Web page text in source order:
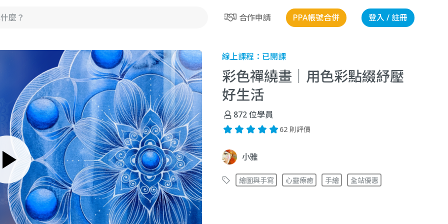
合作申請 PPA帳號合併 登入 / 註冊
線上課程： 已開課
彩色禪繞畫｜用色彩點綴紓壓
好生活
872位學員
62 則評價
小雅
繪圖與手寫 心靈療癒 手繪 全站優惠